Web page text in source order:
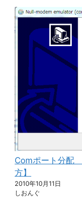
Comポート分配
方】
2010年10月11日
しおんぐ